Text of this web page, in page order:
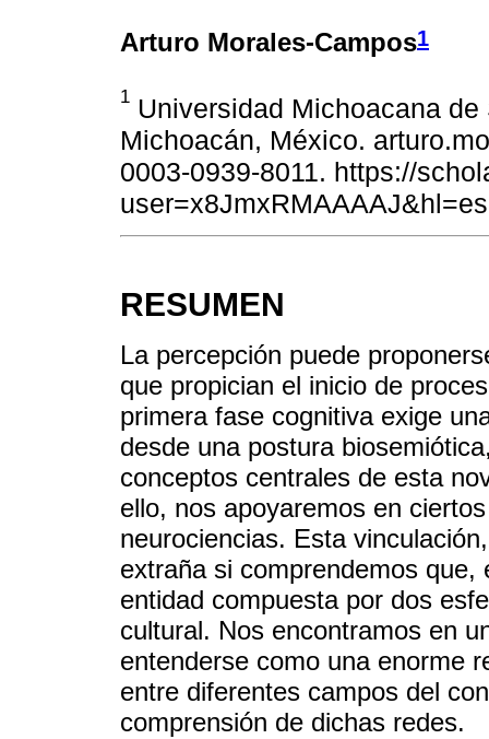
Arturo Morales-Campos1
1 Universidad Michoacana
Michoacán, México.
0003-0939-8011. https://
RESUMEN
La percepción puede
que propician el inicio de
primera fase cognitiva exige
desde una postura
conceptos centrales de esta
ello, nos apoyaremos en
neurociencias. Esta
extraña si comprendemos
entidad compuesta por dos
cultural. Nos encontramos en
entenderse como una enorme
entre diferentes campos del
comprensión de dichas redes.